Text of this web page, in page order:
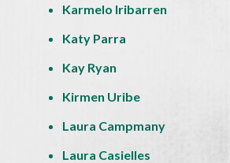
Karmelo Iribarren
Katy Parra
Kay Ryan
Kirmen Uribe
Laura Campmany
Laura Casielles